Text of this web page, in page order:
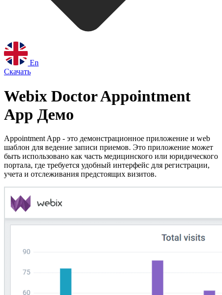
En
Скачать
Webix Doctor Appointment
App Демо
Appointment App - это демонстрационное приложение и web
шаблон для ведение записи приемов. Это приложение может
быть использовано как часть медицинского или юридического
портала, где требуется удобный интерфейс для регистрации,
учета и отслеживания предстоящих визитов.